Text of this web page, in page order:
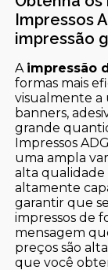
Impressos
impressão
A impressão
formas mais
visualmente a
banners,
grande
Impressos
uma ampla
alta qualidade
altamente
garantir que
impressos de
mensagem
preços são
que você